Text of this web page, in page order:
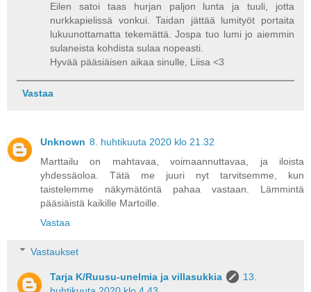
Eilen satoi taas hurjan paljon lunta ja tuuli, jotta
nurkkapielissä vonkui. Taidan jättää lumityöt portaita
lukuunottamatta tekemättä. Jospa tuo lumi jo aiemmin
sulaneista kohdista sulaa nopeasti.
Hyvää pääsiäisen aikaa sinulle, Liisa <3
Vastaa
Unknown 8. huhtikuuta 2020 klo 21.32
Marttailu on mahtavaa, voimaannuttavaa, ja iloista
yhdessäoloa. Tätä me juuri nyt tarvitsemme, kun
taistelemme näkymätöntä pahaa vastaan. Lämmintä
pääsiäistä kaikille Martoille.
Vastaa
Vastaukset
Tarja K/Ruusu-unelmia ja villasukkia
13.